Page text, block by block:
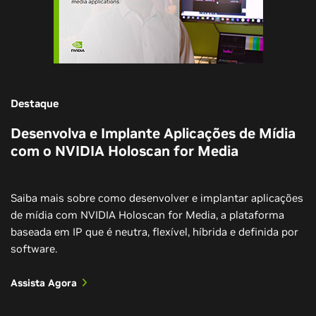
Destaque
Desenvolva e Implante Aplicações de Mídia
com o NVIDIA Holoscan for Media
Saiba mais sobre como desenvolver e implantar aplicações
de mídia com NVIDIA Holoscan for Media, a plataforma
baseada em IP que é neutra, flexível, híbrida e definida por
software.
Assista Agora